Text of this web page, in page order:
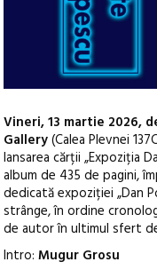
Vineri, 13 martie 2026,
Gallery(Calea Plevnei
lansarea cărții „Expoziția
album de 435 de pagini,
dedicată expoziției „Dan
strânge, în ordine
de autor în ultimul sfert
Intro:Mugur Grosu